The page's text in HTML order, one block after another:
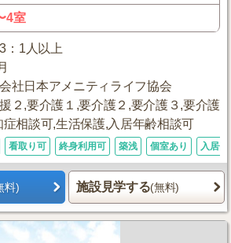
4室
3：1人以上
社日本アメニティライフ協会
２,要介護１,要介護２,要介護３,要介護
症相談可,生活保護,入居年齢相談可
看取り可 終身利用可 築浅 個室あり 入居金
料) 施設見学する(無料)